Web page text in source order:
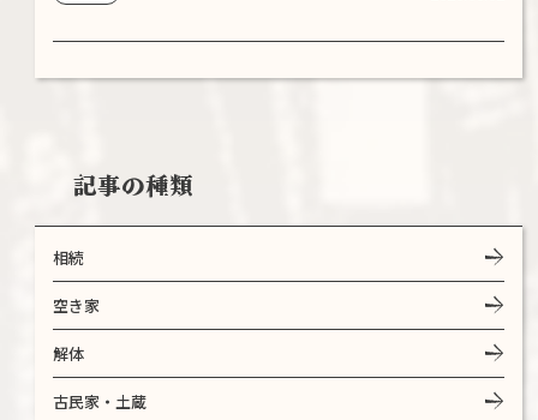
記事の種類
相続
空き家
解体
古民家・土蔵